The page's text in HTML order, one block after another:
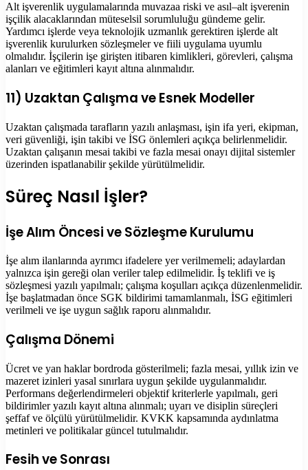
Alt işverenlik uygulamalarında muvazaa riski ve asıl–alt işverenin
işçilik alacaklarından müteselsil sorumluluğu gündeme gelir.
Yardımcı işlerde veya teknolojik uzmanlık gerektiren işlerde alt
işverenlik kurulurken sözleşmeler ve fiili uygulama uyumlu
olmalıdır. İşçilerin işe girişten itibaren kimlikleri, görevleri, çalışma
alanları ve eğitimleri kayıt altına alınmalıdır.
11) Uzaktan Çalışma ve Esnek Modeller
Uzaktan çalışmada tarafların yazılı anlaşması, işin ifa yeri, ekipman,
veri güvenliği, işin takibi ve İSG önlemleri açıkça belirlenmelidir.
Uzaktan çalışanın mesai takibi ve fazla mesai onayı dijital sistemler
üzerinden ispatlanabilir şekilde yürütülmelidir.
Süreç Nasıl İşler?
İşe Alım Öncesi ve Sözleşme Kurulumu
İşe alım ilanlarında ayrımcı ifadelere yer verilmemeli; adaylardan
yalnızca işin gereği olan veriler talep edilmelidir. İş teklifi ve iş
sözleşmesi yazılı yapılmalı; çalışma koşulları açıkça düzenlenmelidir.
İşe başlatmadan önce SGK bildirimi tamamlanmalı, İSG eğitimleri
verilmeli ve işe uygun sağlık raporu alınmalıdır.
Çalışma Dönemi
Ücret ve yan haklar bordroda gösterilmeli; fazla mesai, yıllık izin ve
mazeret izinleri yasal sınırlara uygun şekilde uygulanmalıdır.
Performans değerlendirmeleri objektif kriterlerle yapılmalı, geri
bildirimler yazılı kayıt altına alınmalı; uyarı ve disiplin süreçleri
şeffaf ve ölçülü yürütülmelidir. KVKK kapsamında aydınlatma
metinleri ve politikalar güncel tutulmalıdır.
Fesih ve Sonrası